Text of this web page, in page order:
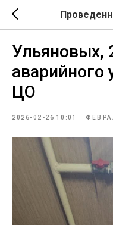
Ульяновых,
аварийного
ЦО
2026-02-26 10:01